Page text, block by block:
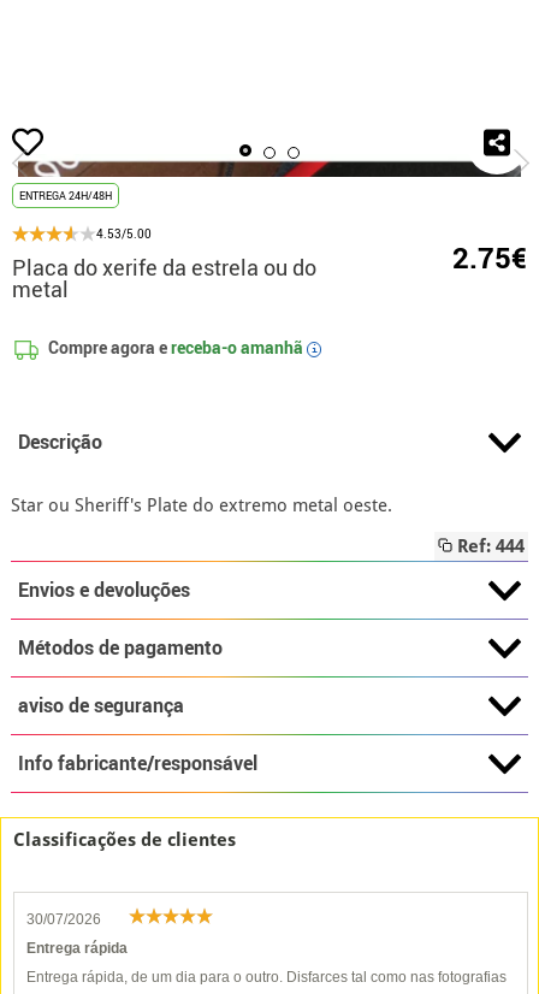
início Placa do xerife da estrela ou do metal
ENTREGA 24H/48H
4.53/5.00
Placa do xerife da estrela ou do
metal
2.75€
Compre agora ereceba-o amanhã i
Descrição
Star ou Sheriff's Plate do extremo metal oeste.
Ref: 444
Envios e devoluções
Métodos de pagamento
aviso de segurança
Info fabricante/responsável
Classificações de clientes
30/07/2026
Entrega rápida
Entrega rápida, de um dia para o outro. Disfarces tal como nas fotografias